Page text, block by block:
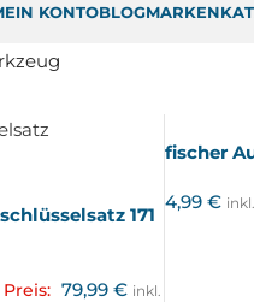
KONTOBLOGMARKEN
171
Preis: 79,99 € inkl.
fischer
4,99€